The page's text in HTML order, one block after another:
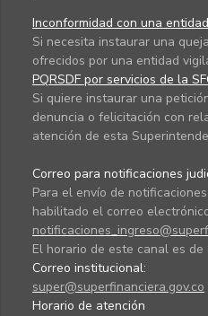
Inconformidad con una
Si necesita instaurar una
ofrecidos por una entidad
PQRSDF por servicios de la
Si quiere instaurar una
denuncia o felicitación con
atención de esta
Correo para notificaciones
Para el envío de
habilitado el correo
El horario de este canal es de
Correo institucional:
super@superfinanciera.gov.co
Horario de atención